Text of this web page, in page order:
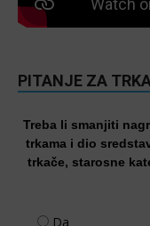
PITANJE ZA
Treba li smanjiti
trkama i dio
trkače, starosne
Da